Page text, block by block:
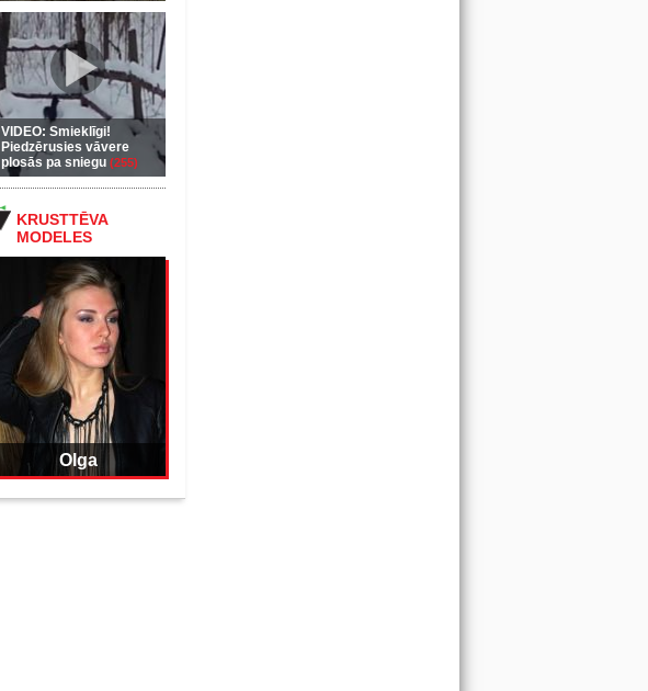
VIDEO: Smieklīgi!
Piedzērusies vāvere
plosās pa sniegu (255)
KRUSTTĒVA
MODELES
Olga